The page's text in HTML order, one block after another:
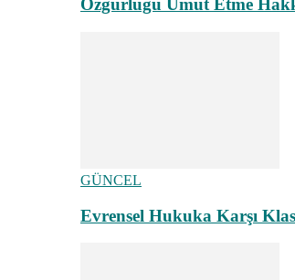
Özgürlüğü Umut Etme
GÜNCEL
Evrensel Hukuka Karşı